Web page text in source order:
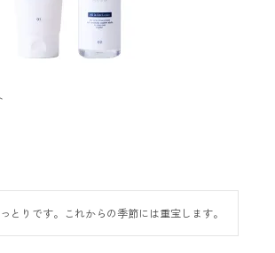
とりです。これからの季節には重宝します。